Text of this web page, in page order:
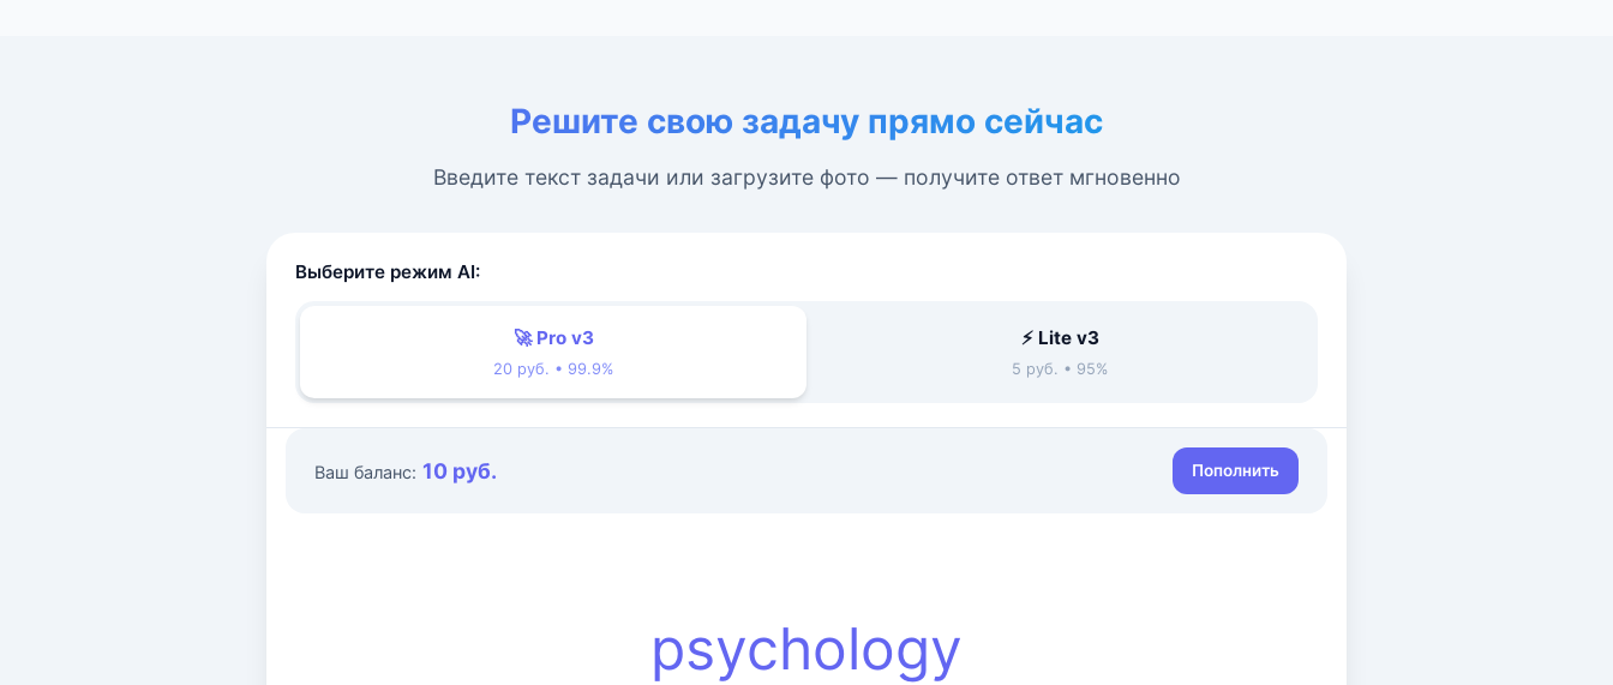
Решите свою задачу прямо сейчас
Введите текст задачи или загрузите фото — получите ответ мгновенно
Выберите режим AI:
🚀 Pro v3
20 руб. • 99.9%
⚡ Lite v3
5 руб. • 95%
Ваш баланс: 10 руб. Пополнить
psychology